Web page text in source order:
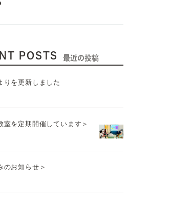
POSTS 最近の投稿
りを更新しました
室を定期開催しています＞
のお知らせ＞